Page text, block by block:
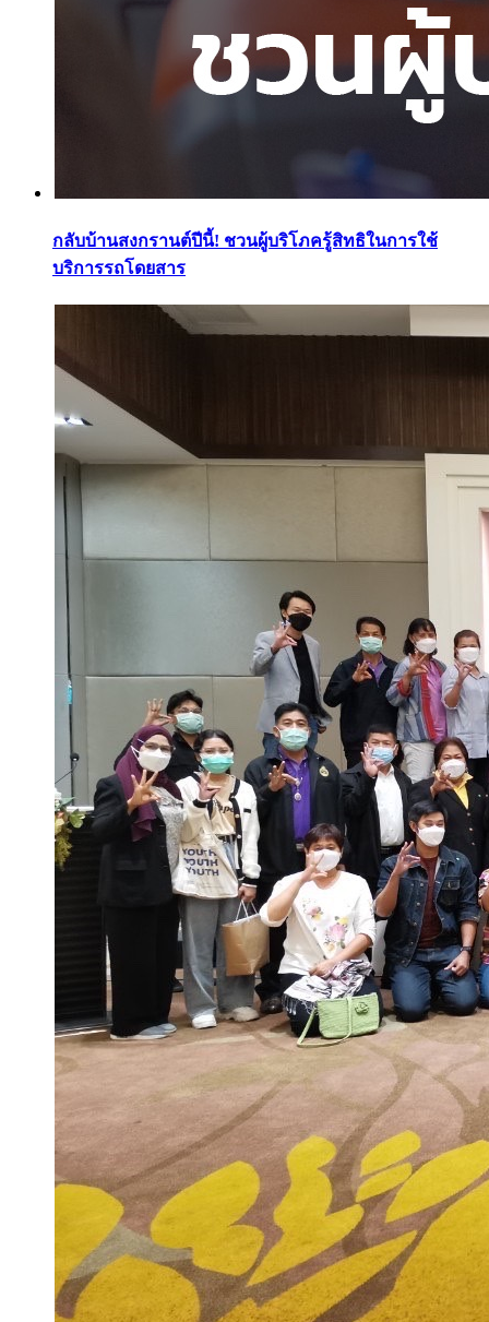
กลับบ้านสงกรานต์ปีนี้! ชวนผู้บริโภครู้สิทธิในการใช้
บริการรถโดยสาร